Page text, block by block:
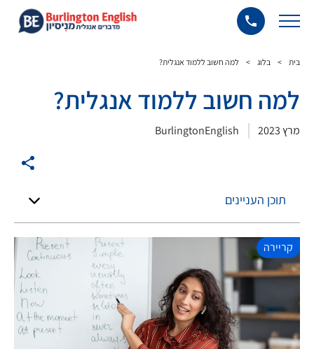
בית > בלוג > למה חשוב ללמוד אנגלית?
למה חשוב ללמוד אנגלית?
מרץ 2023 BurlingtonEnglish
תוכן העניינים
קריירה